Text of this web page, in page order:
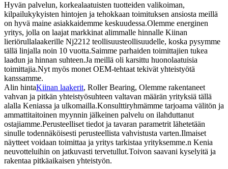
Hyvän palvelun, korkealaatuisten tuotteiden valikoiman,
kilpailukykyisten hintojen ja tehokkaan toimituksen ansiosta meillä
on hyvä maine asiakkaidemme keskuudessa.Olemme energinen
yritys, jolla on laajat markkinat alimmalle hinnalle Kiinan
lieriörullalaakerille Nj2212 teollisuusteollisuudelle, koska pysymme
tällä linjalla noin 10 vuotta.Saimme parhaiden toimittajien tukea
laadun ja hinnan suhteen.Ja meillä oli karsittu huonolaatuisia
toimittajia.Nyt myös monet OEM-tehtaat tekivät yhteistyötä
kanssamme.
Alin hintaKiinan laakerit, Roller Bearing, Olemme rakentaneet
vahvan ja pitkän yhteistyösuhteen valtavan määrän yrityksiä tällä
alalla Keniassa ja ulkomailla.Konsulttiryhmämme tarjoama välitön ja
ammattitaitoinen myynnin jälkeinen palvelu on ilahduttanut
ostajiamme.Perusteelliset tiedot ja tavaran parametrit lähetetään
sinulle todennäköisesti perusteellista vahvistusta varten.Ilmaiset
näytteet voidaan toimittaa ja yritys tarkistaa yrityksemme.n Kenia
neuvotteluihin on jatkuvasti tervetullut.Toivon saavani kyselyitä ja
rakentaa pitkäaikaisen yhteistyön.